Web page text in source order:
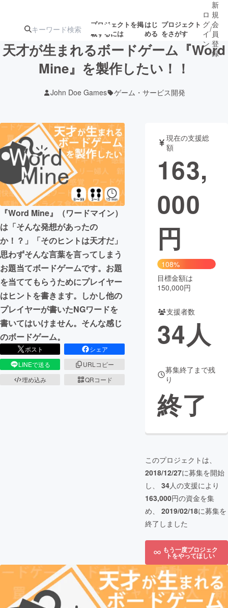
プロジェクトを掲
載するには
はじ
める
プロジェクト
をさがす
ターン
ジェクト
ロジェクト
されます
アート・写真 音楽
テクノロジー・ガジェット ゲーム・サ
映像・映画
ビジネス・起業
まちづくり・地域活性化
CAMPFIRE for Social Good
CAMPFIRE Creation
CAMPFIREふるさと納税machi-ya コミュニティ
ロ
グ
イ
ン
/
新
規
会
員
登
録
天才が生まれるボードゲーム『Word
Mine』を製作したい！！
John Doe Games ゲーム・サービス開発
『Word Mine』（ワードマイン）
は「そんな発想があったの
か！？」「そのヒントは天才だ」
思わずそんな言葉を言ってしまう
お題当てボードゲームです。お題
を当ててもらうためにプレイヤー
はヒントを書きます。しかし他の
プレイヤーが書いたNGワードを
書いてはいけません。そんな感じ
のボードゲーム。
ポスト
シェア
LINEで送る
URLコピー
埋め込み
QRコード
現在の支援総
額
163,
000
円
108%
目標金額は
150,000円
支援者数
34人
募集終了まで残
り
終了
このプロジェクトは、
2018/12/27に募集を開始
し、 34人の支援により
163,000円の資金を集
め、 2019/02/18に募集を
終了しました
もう一度プロジェク
トをやってほしい